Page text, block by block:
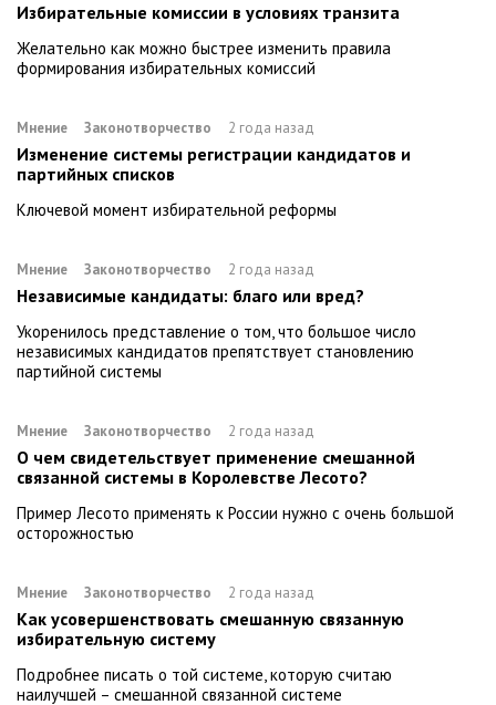
Избирательные комиссии в условиях транзита
Желательно как можно быстрее изменить правила
формирования избирательных комиссий
Мнение Законотворчество 2 года назад
Изменение системы регистрации кандидатов и
партийных списков
Ключевой момент избирательной реформы
Мнение Законотворчество 2 года назад
Независимые кандидаты: благо или вред?
Укоренилось представление о том, что большое число
независимых кандидатов препятствует становлению
партийной системы
Мнение Законотворчество 2 года назад
О чем свидетельствует применение смешанной
связанной системы в Королевстве Лесото?
Пример Лесото применять к России нужно с очень большой
осторожностью
Мнение Законотворчество 2 года назад
Как усовершенствовать смешанную связанную
избирательную систему
Подробнее писать о той системе, которую считаю
наилучшей – смешанной связанной системе